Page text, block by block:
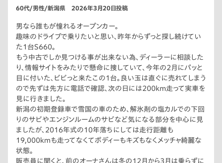
60代/男性/新潟県 2026年3月20日投稿
男なら誰もが憧れるオープンカー。
趣味のドライブで乗りたいと思い、昨年からずっと探し続けてい
た1台S660。
もう中古でしか見つける事が出来ない為、ディーラーに相談した
り、情報サイトをみたりで懸命に捜していて、今年の2月にパッと
目に付いた、ビビっと来たこの1台。良い玉は直ぐに売れてしまう
ので先ずは先方に電話で確認、次の日には200km走って実車を
見に行きました。
新潟の初期登録車で雪国の車のため、解氷剤の塩カルでの下回
りのサビやエンジンルームのサビなど気になる部分を中心に見
ましたが、2016年式の10年落ちにしては走行距離も
19,000kmも走ってなくてボディーもキズもなくメッチャ綺麗な
状態。
販売員に聞くと、前のオーナさんは冬の12月から3月は乗らずに